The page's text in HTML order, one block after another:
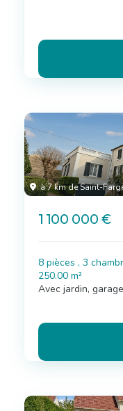
à 7 km de Saint-
1 100 000 €
8 pièces , 3
250.00 m²
Avec jardin,